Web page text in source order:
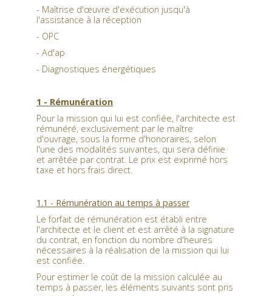
- Maîtrise d'œuvre d'exécution jusqu'à
l'assistance à la réception
- OPC
- Ad'ap
- Diagnostiques énergétiques
1 - Rémunération
Pour la mission qui lui est confiée, l'architecte est
rémunéré, exclusivement par le maître
d'ouvrage, sous la forme d'honoraires, selon
l'une des modalités suivantes, qui sera définie
et arrêtée par contrat. Le prix est exprimé hors
taxe et hors frais direct.
1.1 - Rémunération au temps à passer
Le forfait de rémunération est établi entre
l'architecte et le client et est arrêté à la signature
du contrat, en fonction du nombre d'heures
nécessaires à la réalisation de la mission qui lui
est confiée.
Pour estimer le coût de la mission calculée au
temps à passer, les éléments suivants sont pris